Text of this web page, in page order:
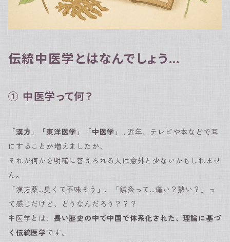
伝統中医学とはなんでしょう…
① 中医学って何？
「漢方」「東洋医学」「中医学」 …近年、テレビや本などで耳
にすることが増えましたが、
それが何かを明確に答えられる人は意外と少ないかもしれませ
ん。
「漢方薬…臭くて不味そう」、「鍼灸って…痛い？熱い？」っ
て感じだけど、どうなんだろう？？？
中医学とは、 長い歴史の中で中国で体系化された、理論に基づ
く伝統医学です。